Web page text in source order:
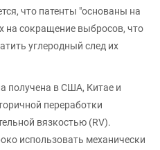
что патенты "основаны на
на сокращение выбросов, что
углеродный след их
получена в США, Китае и
переработки
вязкостью (RV).
использовать механически